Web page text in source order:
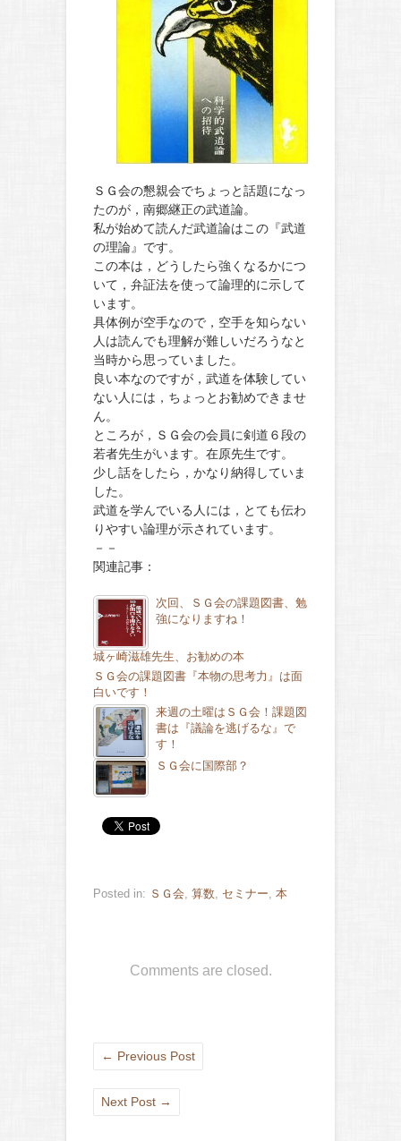
ＳＧ会の懇親会でちょっと話題になっ
たのが，南郷継正の武道論。
私が始めて読んだ武道論はこの『武道
の理論』です。
この本は，どうしたら強くなるかにつ
いて，弁証法を使って論理的に示して
います。
具体例が空手なので，空手を知らない
人は読んでも理解が難しいだろうなと
当時から思っていました。
良い本なのですが，武道を体験してい
ない人には，ちょっとお勧めできませ
ん。
ところが，ＳＧ会の会員に剣道６段の
若者先生がいます。在原先生です。
少し話をしたら，かなり納得していま
した。
武道を学んでいる人には，とても伝わ
りやすい論理が示されています。
－－
関連記事：
次回、ＳＧ会の課題図書、勉
強になりますね！
城ヶ崎滋雄先生、お勧めの本
ＳＧ会の課題図書『本物の思考力』は面
白いです！
来週の土曜はＳＧ会！課題図
書は『議論を逃げるな』で
す！
ＳＧ会に国際部？
Posted in: ＳＧ会, 算数, セミナー, 本
Comments are closed.
← Previous Post
Next Post →